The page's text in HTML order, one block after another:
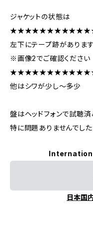
ジャケットの状態は
左下にテープ跡があります
※画像2でご確認ください
他はシワが少し～多少
盤はヘッドフォンで試聴
特に問題ありませんでした
日本国